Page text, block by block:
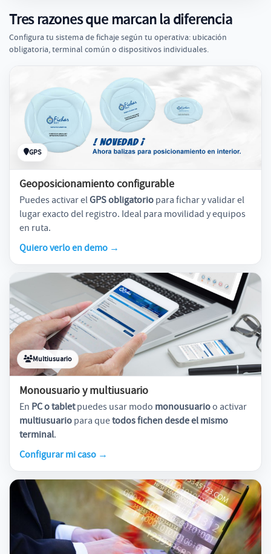
Tres razones que marcan la diferencia
Configura tu sistema de fichaje según tu operativa: ubicación
obligatoria, terminal común o dispositivos individuales.
GPS
Geoposicionamiento configurable
Puedes activar elGPS obligatorio para fichar y validar el
lugar exacto del registro. Ideal para movilidad y equipos
en ruta.
Quiero verlo en demo →
Multiusuario
Monousuario y multiusuario
En PC o tabletpuedes usar modo monousuarioo activar
multiusuario para quetodos fichen desde el mismo
terminal.
Configurar mi caso →